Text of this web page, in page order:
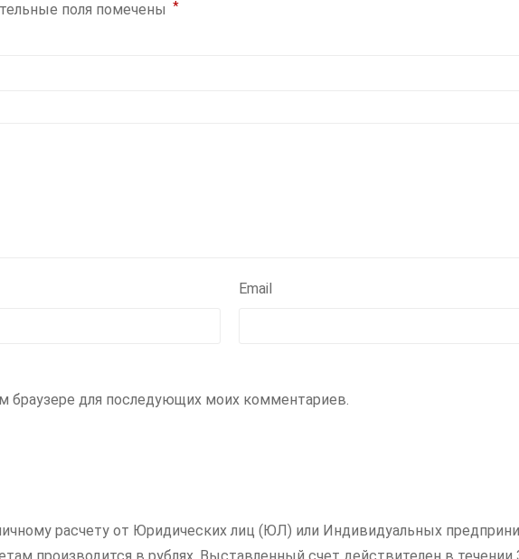
поля помечены *
Email
браузере для последующих моих комментариев.
расчету от Юридических лиц (ЮЛ) или Индивидуальных